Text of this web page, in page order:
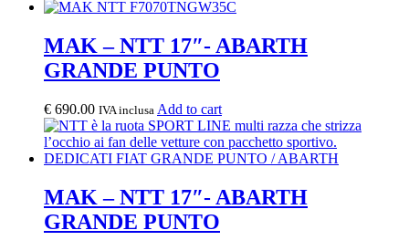
MAK – NTT 17″- ABARTH
GRANDE PUNTO
€ 690.00 IVA inclusa Add to cart
MAK – NTT 17″- ABARTH
GRANDE PUNTO